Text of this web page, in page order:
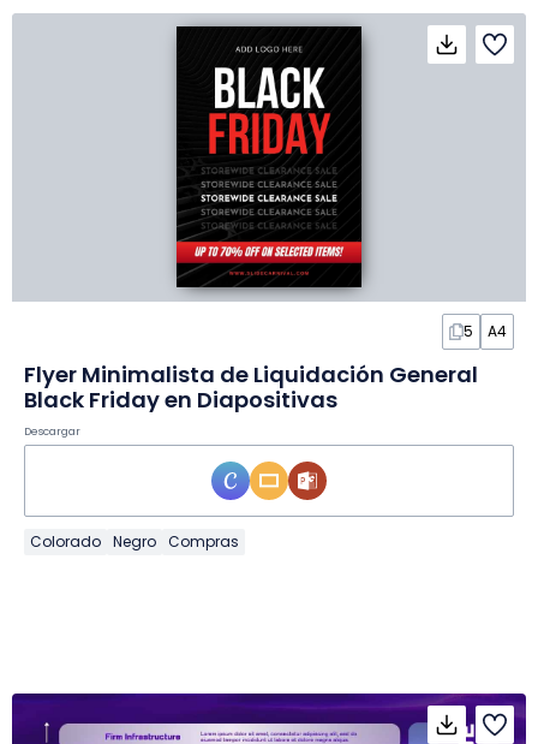
5 A4
Flyer Minimalista de Liquidación General
Black Friday en Diapositivas
Descargar
Colorado Negro Compras